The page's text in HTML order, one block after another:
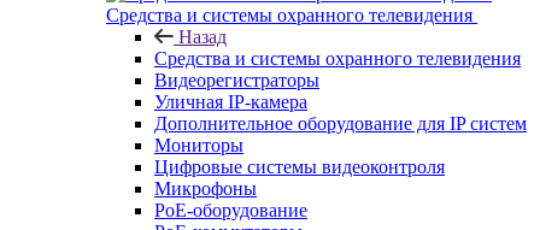
Средства и системы охранного телевидения
Назад
Средства и системы охранного телевидения
Видеорегистраторы
Уличная IP-камера
Дополнительное оборудование для IP систем
Мониторы
Цифровые системы видеоконтроля
Микрофоны
PoE-оборудование